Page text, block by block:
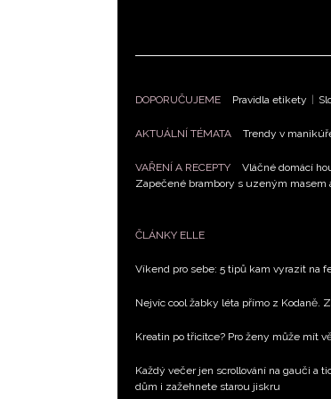
DOPORUČUJEME Pravidla etikety |
AKTUÁLNÍ TÉMATA Trendy v
VAŘENÍ A RECEPTY Vláčné domácí
Zapečené brambory s uzeným masem
ČLÁNKY ELLE
Víkend pro sebe: 5 tipů kam vyrazit na
Nejvíc cool žabky léta přímo z Kodaně.
Kreatin po třicítce? Pro ženy může mít
Každý večer jen scrollování na gauči
dům i zažehnete starou jiskru